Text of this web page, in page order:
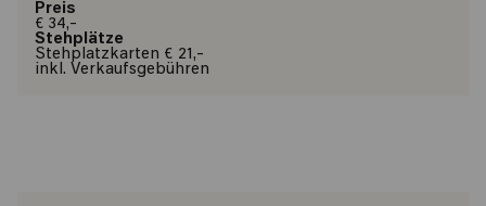
Preis
€ 34,-
Stehplätze
Stehplatzkarten € 21,-
inkl. Verkaufsgebühren